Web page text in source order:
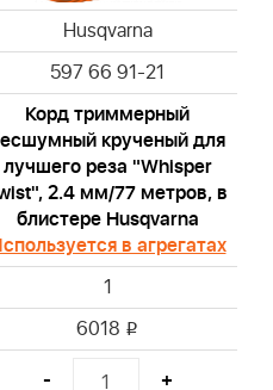
Husqvarna
597 66 91-21
Корд триммерный
крученый для
лучшего реза "Whisper
2.4 мм/77 метров, в
блистере Husqvarna
в агрегатах
1
6018 i
- +